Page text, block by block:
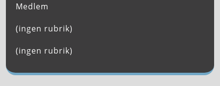
Medlem
(ingen rubrik)
(ingen rubrik)